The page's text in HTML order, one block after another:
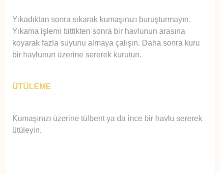
Yıkadıktan sonra sıkarak kumaşınızı buruşturmayın.
Yıkama işlemi bittikten sonra bir havlunun arasına
koyarak fazla suyunu almaya çalışın. Daha sonra kuru
bir havlunun üzerine sererek kurutun.
ÜTÜLEME
Kumaşınızı üzerine tülbent ya da ince bir havlu sererek
ütüleyin.